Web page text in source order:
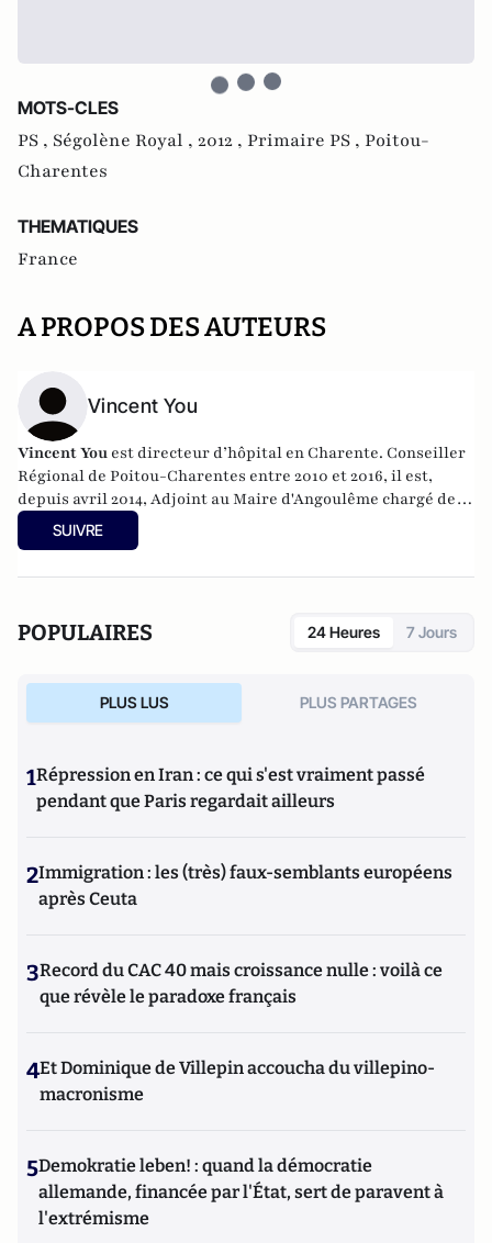
MOTS-CLES
PS , Ségolène Royal , 2012 , Primaire PS , Poitou-
Charentes
THEMATIQUES
France
A PROPOS DES AUTEURS
Vincent You
Vincent You est directeur d’hôpital en Charente. Conseiller
Régional de Poitou-Charentes entre 2010 et 2016, il est,
depuis avril 2014, Adjoint au Maire d'Angoulême chargé des
finances et de la commande publique et, depuis décembre
2015, vice-président de GrandAngoulême chargé de
SUIVRE
POPULAIRES 24 Heures 7 Jours
PLUS LUS PLUS PARTAGES
1Répression en Iran : ce qui s'est vraiment passé
pendant que Paris regardait ailleurs
2Immigration : les (très) faux-semblants européens
après Ceuta
3Record du CAC 40 mais croissance nulle : voilà ce
que révèle le paradoxe français
4Et Dominique de Villepin accoucha du villepino-
macronisme
5Demokratie leben! : quand la démocratie
allemande, financée par l'État, sert de paravent à
l'extrémisme